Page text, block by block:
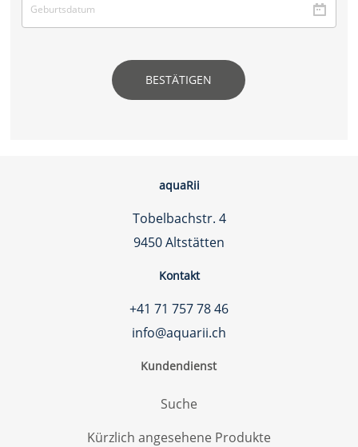
BESTÄTIGEN
aquaRii
Tobelbachstr. 4
9450 Altstätten
Kontakt
+41 71 757 78 46
info@aquarii.ch
Kundendienst
Suche
Kürzlich angesehene Produkte